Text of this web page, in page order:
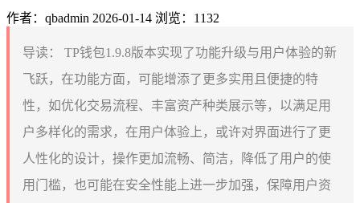
作者：qbadmin 2026-01-14 浏览：1132
导读：
TP钱包1.9.8版本实现了功能升级与用户体验的新
飞跃，在功能方面，可能增添了更多实用且便捷的特
性，如优化交易流程、丰富资产种类展示等，以满足用
户多样化的需求，在用户体验上，或许对界面进行了更
人性化的设计，操作更加流畅、简洁，降低了用户的使
用门槛，也可能在安全性能上进一步加强，保障用户资